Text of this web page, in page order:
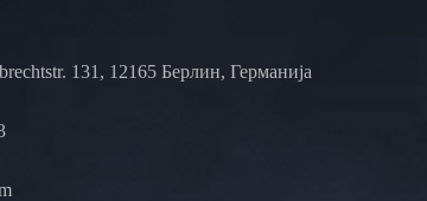
131, 12165 Берлин, Германија